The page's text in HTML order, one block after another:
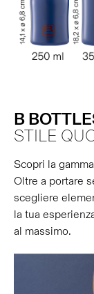
B
STILE
Scopri la
Oltre a portare
scegliere
la tua
al massimo.